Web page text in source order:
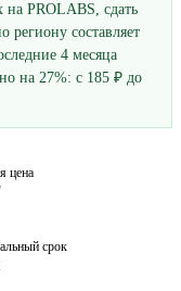
на PROLABS, сдать
региону составляет
4 месяца
на 27%: с 185 ₽ до
цена
срок